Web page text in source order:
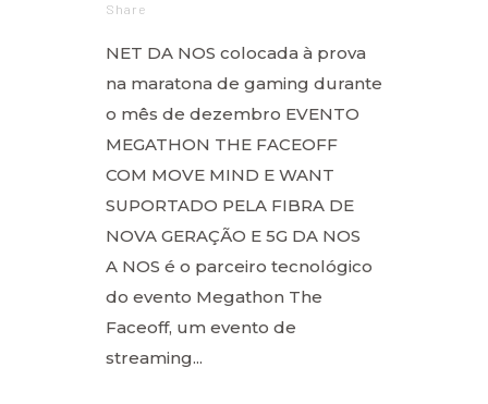
Share
NET DA NOS colocada à prova
na maratona de gaming durante
o mês de dezembro EVENTO
MEGATHON THE FACEOFF
COM MOVE MIND E WANT
SUPORTADO PELA FIBRA DE
NOVA GERAÇÃO E 5G DA NOS
A NOS é o parceiro tecnológico
do evento Megathon The
Faceoff, um evento de
streaming...